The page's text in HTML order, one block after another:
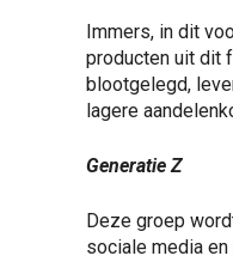
Immers, in dit
producten uit dit
blootgelegd,
lagere
Generatie Z
Deze groep
sociale media